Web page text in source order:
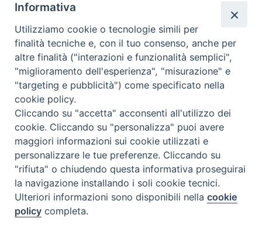
Il servizio di Pronta Disponibilità viene garantito per entrambe le
Regioni nelle giornate di sabato e nei giorni festivi: dalle 08.00
alle 20.00
Accompagnare il campione con la scheda di segnalazione caso
(Link alla Circolare)e la relativa modulistica
Per l'Emilia-Romagna :
Per la Lombardia :Link al Mod.Accompagnamento
08/08/2026 PER LA REGIONE LOMBARDIA:
DR. PAVONI ENRICO tel. 3391639372
08/08/2026 PER LA REGIONE EMILIA ROMAGNA:
DOTT.SSA TADDEI ROBERTA tel. 3312331005
Informativa
Utilizziamo cookie o tecnologie simili per
finalità tecniche e, con il tuo consenso, anche per
altre finalità ("interazioni e funzionalità semplici",
"miglioramento dell'esperienza", "misurazione" e
"targeting e pubblicità") come specificato nella
cookie policy.
Cliccando su "accetta" acconsenti all'utilizzo dei
cookie. Cliccando su "personalizza" puoi avere
maggiori informazioni sui cookie utilizzati e
personalizzare le tue preferenze. Cliccando su
"rifiuta" o chiudendo questa informativa proseguirai
la navigazione installando i soli cookie tecnici.
Ulteriori informazioni sono disponibili nellacookie
policy completa.